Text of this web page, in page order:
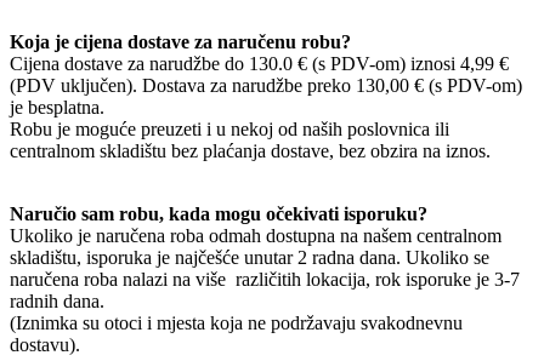
Koja je cijena dostave za naručenu robu?
Cijena dostave za narudžbe do 130.0 € (s PDV-om) iznosi 4,99 €
(PDV uključen). Dostava za narudžbe preko 130,00 € (s PDV-om)
je besplatna.
Robu je moguće preuzeti i u nekoj od naših poslovnica ili
centralnom skladištu bez plaćanja dostave, bez obzira na iznos.
Naručio sam robu, kada mogu očekivati isporuku?
Ukoliko je naručena roba odmah dostupna na našem centralnom
skladištu, isporuka je najčešće unutar 2 radna dana. Ukoliko se
naručena roba nalazi na više različitih lokacija, rok isporuke je 3-7
radnih dana.
(Iznimka su otoci i mjesta koja ne podržavaju svakodnevnu
dostavu).